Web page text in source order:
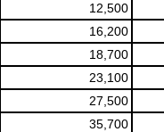
12,500
16,200
18,700
23,100
27,500
35,700